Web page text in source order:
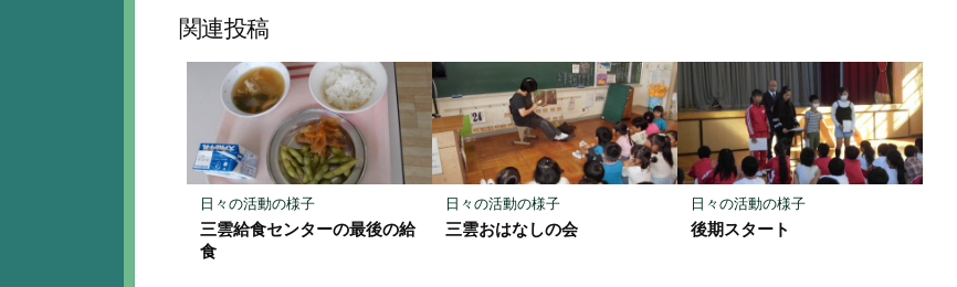
ア
マ
ー
ク
に
保
関連投稿
日々の活動の様子
三雲給食センターの最後の給
食
日々の活動の様子
三雲おはなしの会
日々の活動の様子
後期スタート